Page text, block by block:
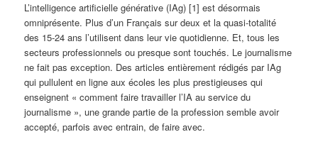
L’intelligence artificielle générative (IAg) [1] est désormais
omniprésente. Plus d’un Français sur deux et la quasi-totalité
des 15-24 ans l’utilisent dans leur vie quotidienne. Et, tous les
secteurs professionnels ou presque sont touchés. Le journalisme
ne fait pas exception. Des articles entièrement rédigés par IAg
qui pullulent en ligne aux écoles les plus prestigieuses qui
enseignent « comment faire travailler l’IA au service du
journalisme », une grande partie de la profession semble avoir
accepté, parfois avec entrain, de faire avec.